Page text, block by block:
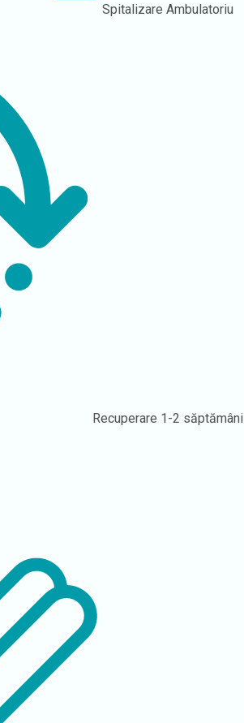
SpitalizareAmbulatoriu
Recuperare 1-2 săptămâni